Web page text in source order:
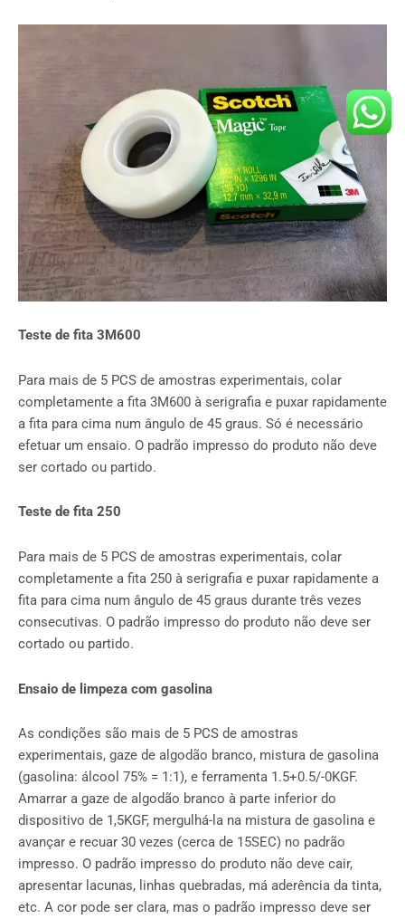
Teste de fita 3M600
Para mais de 5 PCS de amostras experimentais, colar
completamente a fita 3M600 à serigrafia e puxar rapidamente
a fita para cima num ângulo de 45 graus. Só é necessário
efetuar um ensaio. O padrão impresso do produto não deve
ser cortado ou partido.
Teste de fita 250
Para mais de 5 PCS de amostras experimentais, colar
completamente a fita 250 à serigrafia e puxar rapidamente a
fita para cima num ângulo de 45 graus durante três vezes
consecutivas. O padrão impresso do produto não deve ser
cortado ou partido.
Ensaio de limpeza com gasolina
As condições são mais de 5 PCS de amostras
experimentais, gaze de algodão branco, mistura de gasolina
(gasolina: álcool 75% = 1:1), e ferramenta 1.5+0.5/-0KGF.
Amarrar a gaze de algodão branco à parte inferior do
dispositivo de 1,5KGF, mergulhá-la na mistura de gasolina e
avançar e recuar 30 vezes (cerca de 15SEC) no padrão
impresso. O padrão impresso do produto não deve cair,
apresentar lacunas, linhas quebradas, má aderência da tinta,
etc. A cor pode ser clara, mas o padrão impresso deve ser